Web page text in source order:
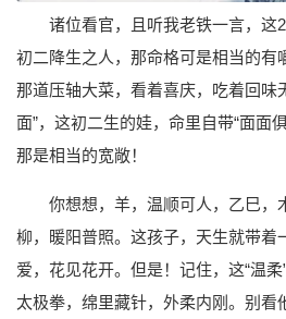
诸位看官，且听我老铁一言，这
初二降生之人，那命格可是相当的有
那道压轴大菜，看着喜庆，吃着回味
面”，这初二生的娃，命里自带“面面
那是相当的宽敞！
你想想，羊，温顺可人，乙巳，
柳，暖阳普照。这孩子，天生就带着
爱，花见花开。但是！记住，这“温柔
太极拳，绵里藏针，外柔内刚。别看